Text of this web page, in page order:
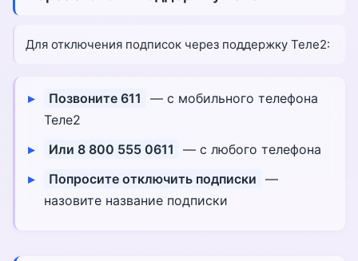
Для отключения подписок через поддержку Теле2:
Позвоните 611
— с мобильного телефона
Теле2
Или 8 800 555 0611
— с любого телефона
Попросите отключить подписки —
назовите название подписки